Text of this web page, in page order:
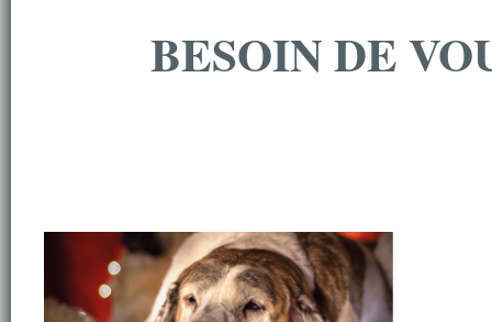
BESOIN DE